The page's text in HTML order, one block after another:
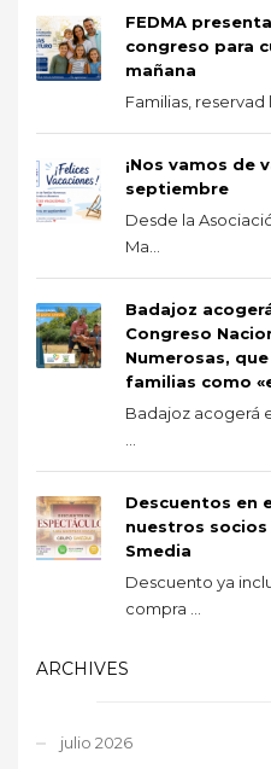
FEDMA
congreso para
mañana
Familias, reservad
¡Nos vamos de
septiembre
Desde la
Ma...
Badajoz
Congreso
Numerosas,
familias como
Badajoz acogerá
Descuentos en
nuestros
Smedia
Descuento ya
compra ...
ARCHIVES
julio 2026